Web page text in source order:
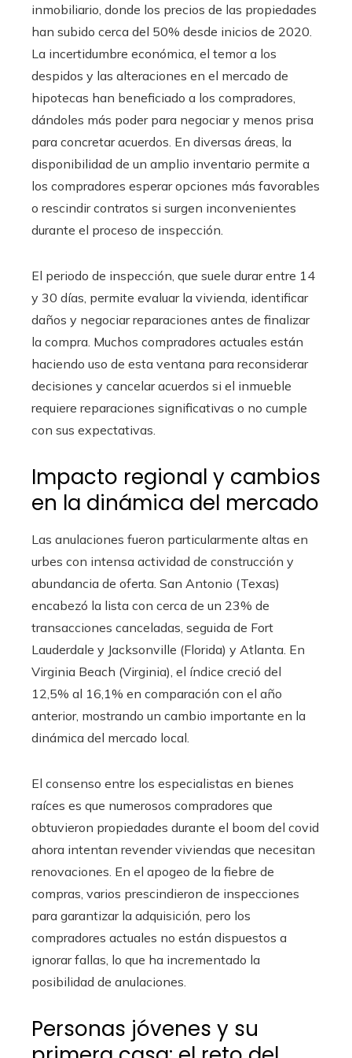
inmobiliario, donde los precios de las propiedades
han subido cerca del 50% desde inicios de 2020.
La incertidumbre económica, el temor a los
despidos y las alteraciones en el mercado de
hipotecas han beneficiado a los compradores,
dándoles más poder para negociar y menos prisa
para concretar acuerdos. En diversas áreas, la
disponibilidad de un amplio inventario permite a
los compradores esperar opciones más favorables
o rescindir contratos si surgen inconvenientes
durante el proceso de inspección.
El periodo de inspección, que suele durar entre 14
y 30 días, permite evaluar la vivienda, identificar
daños y negociar reparaciones antes de finalizar
la compra. Muchos compradores actuales están
haciendo uso de esta ventana para reconsiderar
decisiones y cancelar acuerdos si el inmueble
requiere reparaciones significativas o no cumple
con sus expectativas.
Impacto regional y cambios
en la dinámica del mercado
Las anulaciones fueron particularmente altas en
urbes con intensa actividad de construcción y
abundancia de oferta. San Antonio (Texas)
encabezó la lista con cerca de un 23% de
transacciones canceladas, seguida de Fort
Lauderdale y Jacksonville (Florida) y Atlanta. En
Virginia Beach (Virginia), el índice creció del
12,5% al 16,1% en comparación con el año
anterior, mostrando un cambio importante en la
dinámica del mercado local.
El consenso entre los especialistas en bienes
raíces es que numerosos compradores que
obtuvieron propiedades durante el boom del covid
ahora intentan revender viviendas que necesitan
renovaciones. En el apogeo de la fiebre de
compras, varios prescindieron de inspecciones
para garantizar la adquisición, pero los
compradores actuales no están dispuestos a
ignorar fallas, lo que ha incrementado la
posibilidad de anulaciones.
Personas jóvenes y su